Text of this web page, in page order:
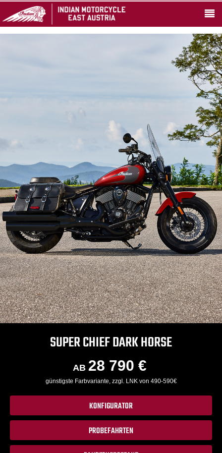
SUPER CHIEF DARK HORSE
AB 28 790 €
günstigste Farbvariante, zzgl. LNK von 490-590€
KONFIGURATOR
PROBEFAHRTEN